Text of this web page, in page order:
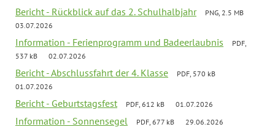
Bericht - Rückblick auf das 2. Schulhalbjahr
PNG, 2.5 MB
03.07.2026
Information - Ferienprogramm und Badeerlaubnis
PDF,
537 kB
02.07.2026
Bericht - Abschlussfahrt der 4. Klasse
PDF, 570 kB
01.07.2026
Bericht - Geburtstagsfest PDF, 612 kB 01.07.2026
Information - Sonnensegel PDF, 677 kB 29.06.2026